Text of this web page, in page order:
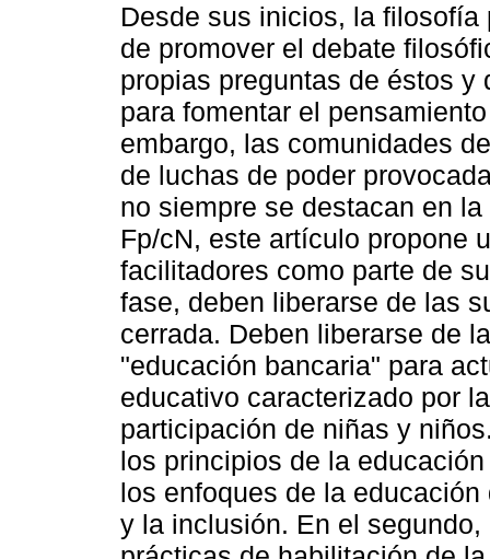
Desde sus inicios, la
de promover el debate
propias preguntas de éstos
para fomentar el
embargo, las comunidades
de luchas de poder
no siempre se destacan en
Fp/cN, este artículo propone
facilitadores como parte de
fase, deben liberarse de las
cerrada. Deben liberarse de
"educación bancaria" para
educativo caracterizado por
participación de niñas y
los principios de la
los enfoques de la
y la inclusión. En el